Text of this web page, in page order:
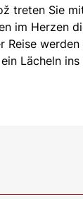
treten Sie
im Herzen
Reise
Lächeln ins